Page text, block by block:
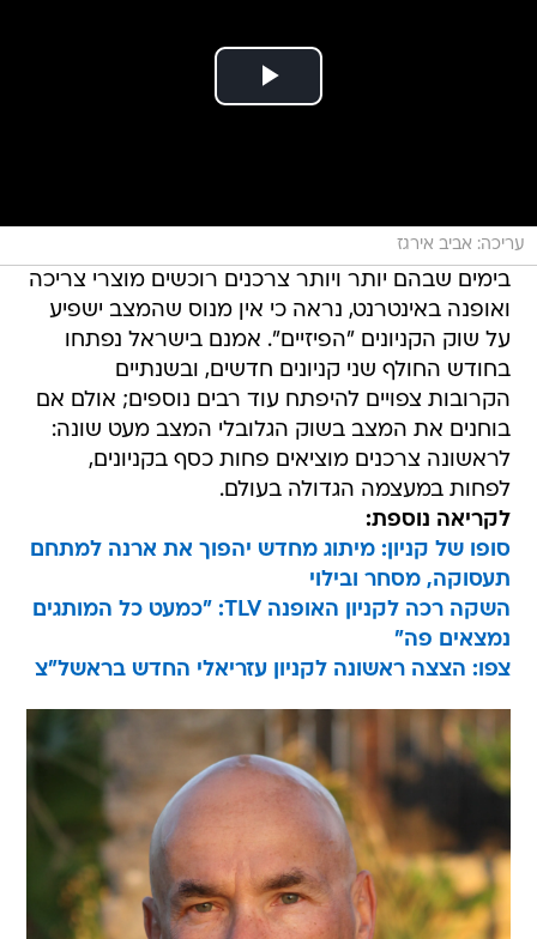
עריכה: אביב אירגז
בימים שבהם יותר ויותר צרכנים רוכשים מוצרי צריכה
ואופנה באינטרנט, נראה כי אין מנוס שהמצב ישפיע
על שוק הקניונים "הפיזיים". אמנם בישראל נפתחו
בחודש החולף שני קניונים חדשים, ובשנתיים
הקרובות צפויים להיפתח עוד רבים נוספים; אולם אם
בוחנים את המצב בשוק הגלובלי המצב מעט שונה:
לראשונה צרכנים מוציאים פחות כסף בקניונים,
לפחות במעצמה הגדולה בעולם.
לקריאה נוספת:
סופו של קניון: מיתוג מחדש יהפוך את ארנה למתחם
תעסוקה, מסחר ובילוי
השקה רכה לקניון האופנה TLV: "כמעט כל המותגים
נמצאים פה"
צפו: הצצה ראשונה לקניון עזריאלי החדש בראשל"צ